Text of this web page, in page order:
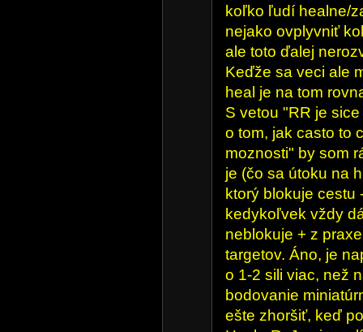
koľko ľudí healne/
nejako ovplyvniť
ale toto ďalej
Keďže sa veci ale
heal je na tom
S vetou "RR je
o tom, jak casto to
moznosti" by som
je (čo sa útoku na
ktorý blokuje
kedykoľvek vždy
neblokuje + z
targetov. Áno, je
o 1-2 sili viac, než
bodovanie
ešte zhoršiť, keď